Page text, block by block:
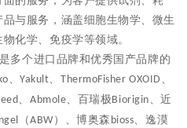
与服务，涵盖细胞生物学、微生
化学、免疫学等领域。
多个进口品牌和优秀国产品牌的
、Yakult、 ThermoFisher OXOID 、
、 Abmole、百瑞极Biorigin、近
（ABW）、博奥森 bioss、逸漠